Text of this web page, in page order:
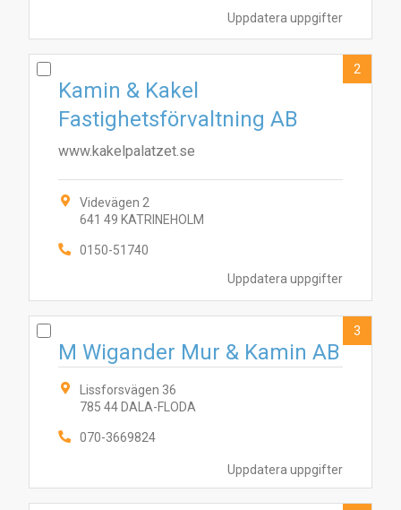
Uppdatera uppgifter
Uppdatera uppgifter
Kamin & Kakel
Fastighetsförvaltning AB
www.kakelpalatzet.se
Videvägen 2
641 49 KATRINEHOLM
0150-51740
2
Uppdatera uppgifter
M Wigander Mur & Kamin AB
Lissforsvägen 36
785 44 DALA-FLODA
070-3669824
3